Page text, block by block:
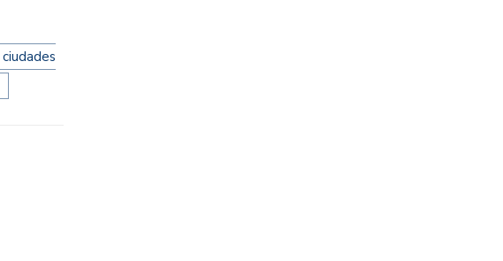
ciudades